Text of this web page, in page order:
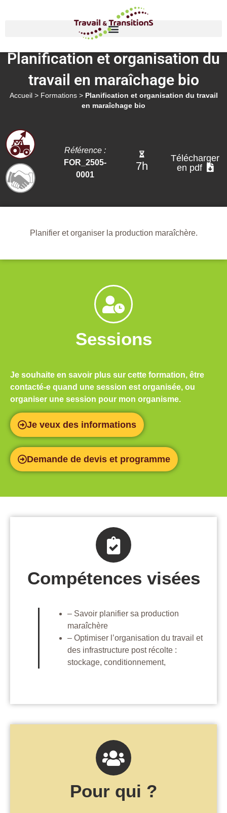
Planification et organisation du
travail en maraîchage bio
Accueil > Formations> Planification et organisation du travail
en maraîchage bio
Référence :
FOR_2505-
0001
7h
Télécharger
en pdf
Planifier et organiser la production maraîchère.
Sessions
Je souhaite en savoir plus sur cette formation, être
contacté-e quand une session est organisée, ou
organiser une session pour mon organisme.
Je veux des informations
Demande de devis et programme
Compétences visées
– Savoir planifier sa production
maraîchère
– Optimiser l’organisation du travail et
des infrastructure post récolte :
stockage, conditionnement,
Pour qui ?